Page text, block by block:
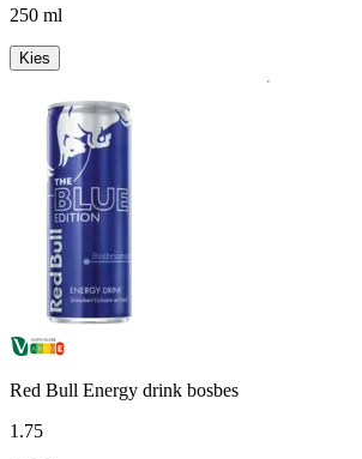
250 ml
Kies
Red Bull Energy drink bosbes
1 .75